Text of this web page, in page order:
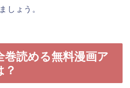
しょう。
読める無料漫画ア
？